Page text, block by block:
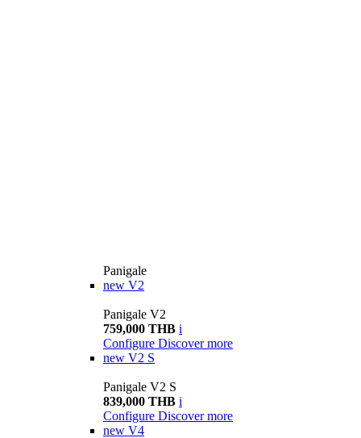
Panigale
new V2
Panigale V2
759,000 THB i
Configure Discover more
new V2 S
Panigale V2 S
839,000 THB i
Configure Discover more
new V4